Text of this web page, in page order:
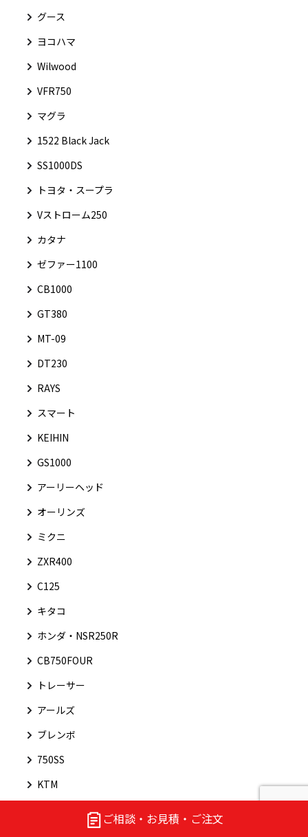
ご相談・お見積・ご注文
グース
ヨコハマ
Wilwood
VFR750
マグラ
1522 Black Jack
SS1000DS
トヨタ・スープラ
Vストローム250
カタナ
ゼファー1100
CB1000
GT380
MT-09
DT230
RAYS
スマート
KEIHIN
GS1000
アーリーヘッド
オーリンズ
ミクニ
ZXR400
C125
キタコ
ホンダ・NSR250R
CB750FOUR
トレーサー
アールズ
ブレンボ
750SS
KTM
ロードスター